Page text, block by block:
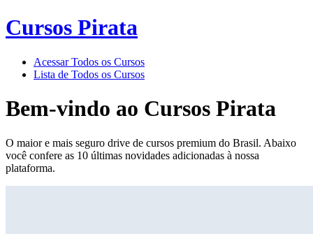
Cursos Pirata
Acessar Todos os Cursos
Lista de Todos os Cursos
Bem-vindo ao Cursos Pirata
O maior e mais seguro drive de cursos premium do Brasil. Abaixo
você confere as 10 últimas novidades adicionadas à nossa
plataforma.